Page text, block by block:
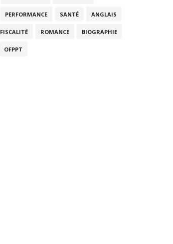
PERFORMANCE SANTÉ ANGLAIS
FISCALITÉ ROMANCE BIOGRAPHIE
OFPPT